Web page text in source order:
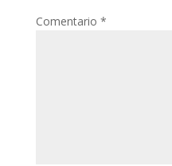
Comentario *